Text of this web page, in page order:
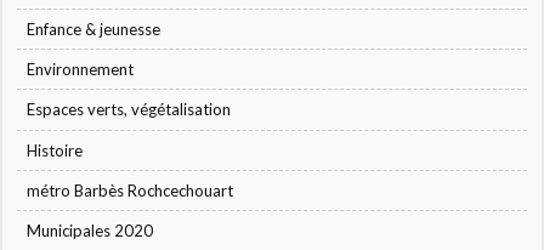
Enfance & jeunesse
Environnement
Espaces verts, végétalisation
Histoire
métro Barbès Rochcechouart
Municipales 2020